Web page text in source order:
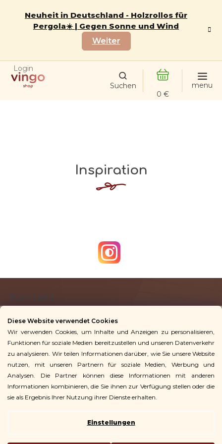
Diese Website verwendet Cookies
Wir verwenden Cookies, um Inhalte und Anzeigen zu personalisieren,
Funktionen für soziale Medien bereitzustellen und unseren Datenverkehr
zu analysieren. Wir teilen Informationen darüber, wie Sie unsere Website
nutzen, mit unseren Partnern für soziale Medien, Werbung und
Analysen. Die Partner können diese Informationen mit anderen
Informationen kombinieren, die Sie ihnen zur Verfügung stellen oder die
sie als Ergebnis Ihrer Nutzung ihrer Dienste erhalten.
Einstellungen
Neuheit in Deutschland - Holzrollos für
Pergola☀️ | Gegen Sonne und Wind
Weiter
Login
WARENKORB
Inspiration
ß
e
Kontakt
info@vingoshop.de
+49 781 9563 3016
Für Kunden